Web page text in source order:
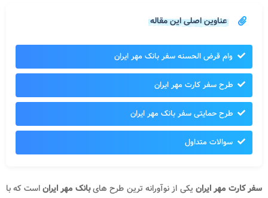
عناوین اصلی این مقاله
وام قرض الحسنه سفر بانک مهر ایران
طرح سفر کارت مهر ایران
طرح حمایتی سفر بانک مهر ایران
سوالات متداول
سفر کارت مهر ایرانیکی از نوآورانه ترین طرح هایبانک مهر ایراناست که با